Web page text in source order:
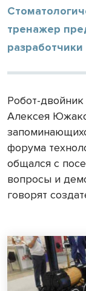
тренажер
Робот-
Алексея
форума
общался с
вопросы и
говорят